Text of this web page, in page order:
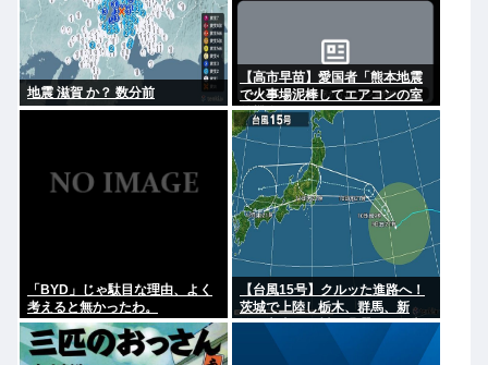
地震 滋賀 か？ 数分前
【高市早苗】愛国者「熊本地震
で火事場泥棒してエアコンの室
外機盗んだのはベトナム人！」
日本人でした
「BYD」じゃ駄目な理由、よく
考えると無かったわ。
【台風15号】クルッた進路へ！
茨城で上陸し栃木、群馬、新
潟、富山、石川を蹂躙して日本